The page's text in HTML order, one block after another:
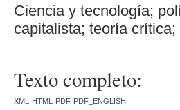
Ciencia y tecnología;
capitalista; teoría
Texto completo:
XML HTML PDF PDF_ENGLISH